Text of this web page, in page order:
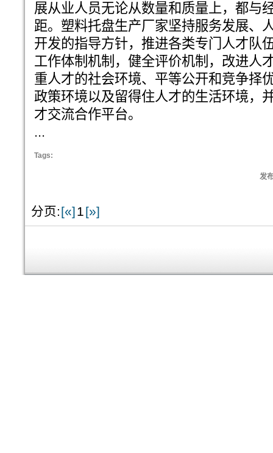
展从业人员无论从数量和质量上，都与
距。塑料托盘生产厂家坚持服务发展、
开发的指导方针，推进各类专门人才队
工作体制机制，健全评价机制，改进人
重人才的社会环境、平等公开和竞争择
政策环境以及留得住人才的生活环境，
才交流合作平台。
...
Tags:
发
分页:[«]1[»]